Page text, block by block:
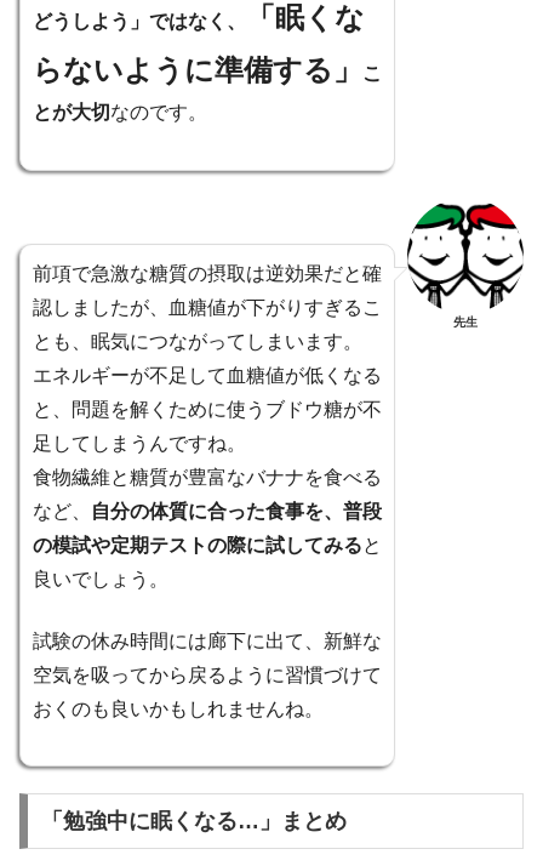
どうしよう」ではなく、
「眠くな
らないように準備する」
こ
とが大切 なのです。
前項で急激な糖質の摂取は逆効果だと確
認しましたが、血糖値が下がりすぎるこ
とも、眠気につながってしまいます。
エネルギーが不足して血糖値が低くなる
と、問題を解くために使うブドウ糖が不
足してしまうんですね。
食物繊維と糖質が豊富なバナナを食べる
など、
自分の体質に合った食事を、普段
の模試や定期テストの際に試してみると
良いでしょう。
試験の休み時間には廊下に出て、新鮮な
空気を吸ってから戻るように習慣づけて
おくのも良いかもしれませんね。
先生
「勉強中に眠くなる…」まとめ